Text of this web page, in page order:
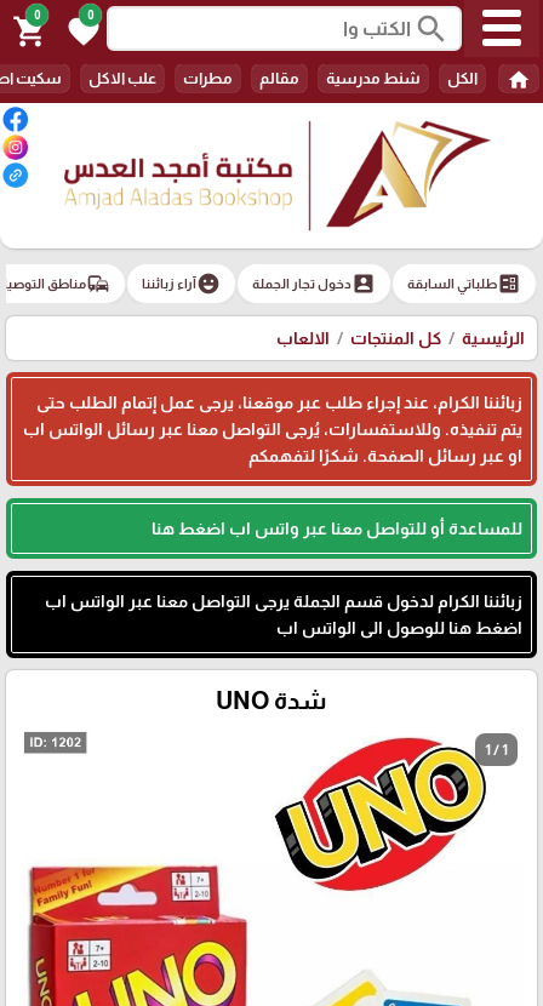
search
0
favorite
0
shopping_cart
home الكل شنط مدرسية مقالم مطرات علب الاكل سكيت
ballotطلباتي السابقة account_boxدخول تجار الجملة emoji_emotionsآراء زبائننا commuteمناطق
الرئيسية كل المنتجات الالعاب
زبائننا الكرام، عند إجراء طلب عبر موقعنا، يرجى عمل إتمام الطلب حتى
يتم تنفيذه. وللاستفسارات، يُرجى التواصل معنا عبر رسائل الواتس اب
او عبر رسائل الصفحة. شكرًا لتفهمكم
للمساعدة أو للتواصل معنا عبر واتس اب اضغط هنا
زبائننا الكرام لدخول قسم الجملة يرجى التواصل معنا عبر الواتس اب
اضغط هنا للوصول الى الواتس اب
شدة UNO
1 / 1